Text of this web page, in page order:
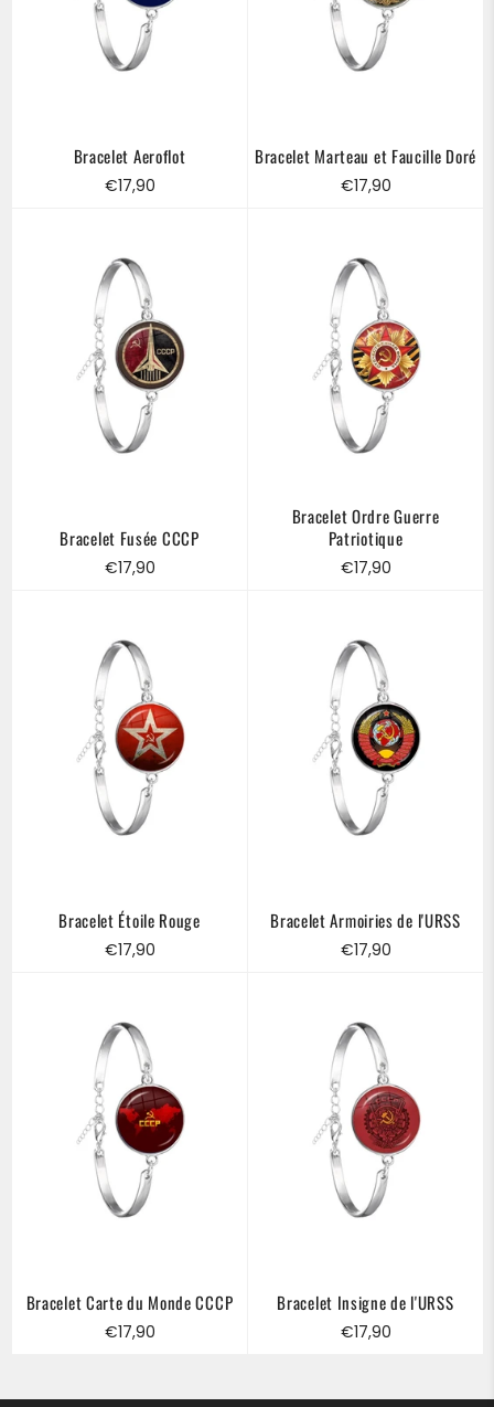
Bracelet Aeroflot
Prix
€17,90
Bracelet Marteau et Faucille Doré
Prix
€17,90
Bracelet Fusée CCCP
Prix
€17,90
Bracelet Ordre Guerre
Patriotique
Prix
€17,90
Bracelet Étoile Rouge
Prix
€17,90
Bracelet Armoiries de l'URSS
Prix
€17,90
Bracelet Carte du Monde CCCP
Prix
€17,90
Bracelet Insigne de l'URSS
Prix
€17,90